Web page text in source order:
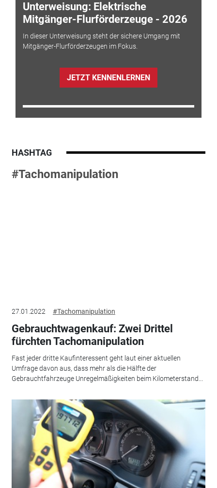
Unterweisung: Elektrische
Mitgänger-Flurförderzeuge - 2026
In dieser Unterweisung steht der sichere Umgang mit
Mitgänger-Flurförderzeugen im Fokus.
JETZT KENNENLERNEN
HASHTAG
#Tachomanipulation
27.01.2022 #Tachomanipulation
Gebrauchtwagenkauf: Zwei Drittel
fürchten Tachomanipulation
Fast jeder dritte Kaufinteressent geht laut einer aktuellen
Umfrage davon aus, dass mehr als die Hälfte der
Gebrauchtfahrzeuge Unregelmäßigkeiten beim Kilometerstand...